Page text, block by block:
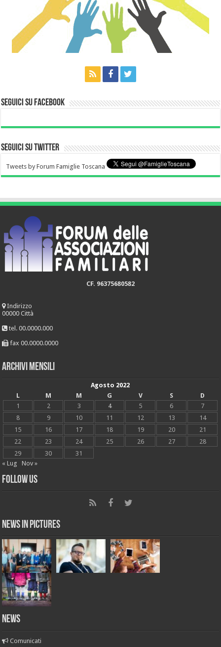
Seguici su Facebook
Seguici su Twitter
Tweets by Forum Famiglie Toscana
CF. 96375680582
Indirizzo
00000 Città
tel. 00.0000.000
fax 00.0000.0000
Archivi mensili
Agosto 2022
L
M M G V S
D
1
2 3 4 5 6
7
8
9 10 11 12 13
14
15
16 17 18 19 20
21
22
23 24 25 26 27
28
29
30
31
« Lug
Nov »
Follow Us
News in Pictures
NEWS
Comunicati